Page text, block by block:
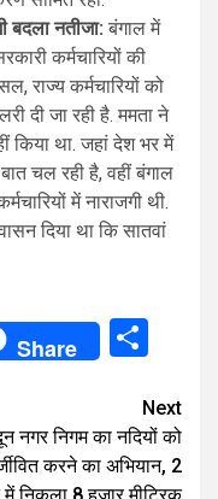
बदला नतीजा: बंगाल में
कर्मचारियों की
राज्य कर्मचारियों को
दी जा रही है. ममता ने
किया था. जहां देश भर में
चल रही है, वहीं बंगाल
में नाराजगी थी.
दिया था कि सातवां
Share
Next
नगर निगम का नदियों को
करने का अभियान, 2